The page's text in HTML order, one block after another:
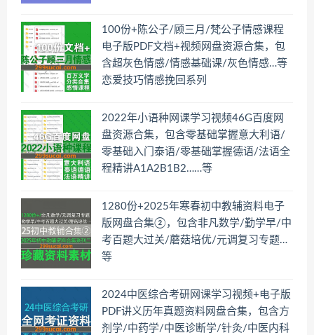
100份+陈公子/顾三月/梵公子情感课程
电子版PDF文档+视频网盘资源合集，包
含超灰色情感/情感基础课/灰色情感…等
恋爱技巧情感挽回系列
2022年小语种网课学习视频46G百度网
盘资源合集，包含零基础掌握意大利语/
零基础入门泰语/零基础掌握德语/法语全
程精讲A1A2B1B2……等
1280份+2025年寒春初中教辅资料电子
版网盘合集②，包含非凡数学/勤学早/中
考百题大过关/蘑菇培优/元调复习专题…
等
2024中医综合考研网课学习视频+电子版
PDF讲义历年真题资料网盘合集，包含方
剂学/中药学/中医诊断学/针灸/中医内科